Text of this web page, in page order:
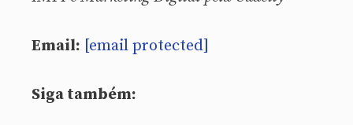
Email: [email protected]
Siga também: